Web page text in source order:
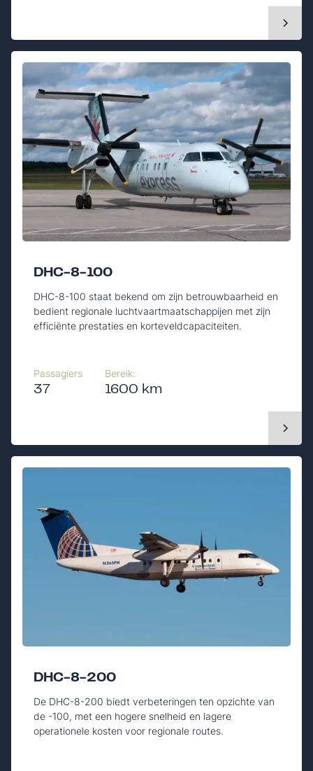
DHC-8-100
DHC-8-100 staat bekend om zijn betrouwbaarheid en
bedient regionale luchtvaartmaatschappijen met zijn
efficiënte prestaties en korteveldcapaciteiten.
Passagiers
37
Bereik:
1600 km
DHC-8-200
De DHC-8-200 biedt verbeteringen ten opzichte van
de -100, met een hogere snelheid en lagere
operationele kosten voor regionale routes.